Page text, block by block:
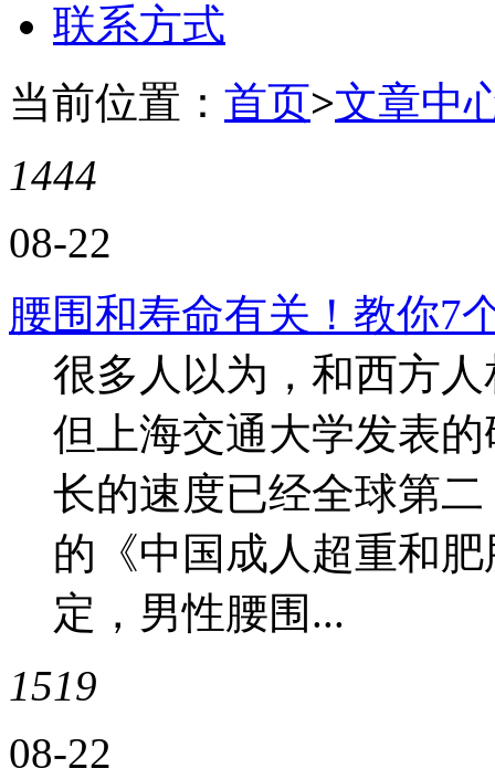
联系方式
当前位置： 首页>文章中
1444
08-22
腰围和寿命有关！教你7
很多人以为，和西方
但上海交通大学发表
长的速度已经全球第
的《中国成人超重和
定，男性腰围...
1519
08-22